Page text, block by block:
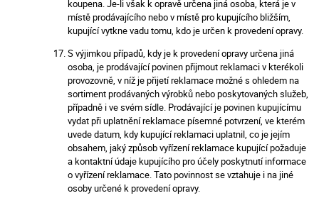
koupena. Je-li však k opravě určena jiná osoba, která je v
místě prodávajícího nebo v místě pro kupujícího bližším,
kupující vytkne vadu tomu, kdo je určen k provedení opravy.
S výjimkou případů, kdy je k provedení opravy určena jiná
osoba, je prodávající povinen přijmout reklamaci v kterékoli
provozovně, v níž je přijetí reklamace možné s ohledem na
sortiment prodávaných výrobků nebo poskytovaných služeb,
případně i ve svém sídle. Prodávající je povinen kupujícímu
vydat při uplatnění reklamace písemné potvrzení, ve kterém
uvede datum, kdy kupující reklamaci uplatnil, co je jejím
obsahem, jaký způsob vyřízení reklamace kupující požaduje
a kontaktní údaje kupujícího pro účely poskytnutí informace
o vyřízení reklamace. Tato povinnost se vztahuje i na jiné
osoby určené k provedení opravy.